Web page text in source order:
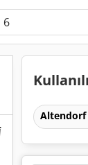
Altendorf